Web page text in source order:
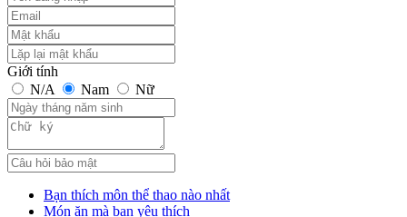
Giới tính
N/A
Nam Nữ
Bạn thích môn thể thao nào nhất
Món ăn mà bạn yêu thích